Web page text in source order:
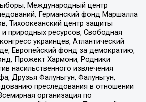
Международный центр
Германский фонд Маршалла
Тихоокеанский центр защиты
природных ресурсов, Свободная
украинцев, Атлантический
Европейский фонд за демократию,
Прожект Хармони, Родники
насильственного извлечения
Друзья Фалуньгун, Фалуньгун,
преследования в отношении
организация по